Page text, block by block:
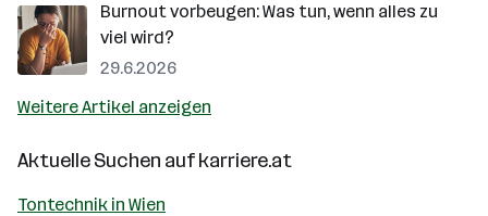
Burnout vorbeugen: Was tun, wenn alles zu
viel wird?
29.6.2026
Weitere Artikel anzeigen
Aktuelle Suchen aufkarriere.at
Tontechnik in Wien